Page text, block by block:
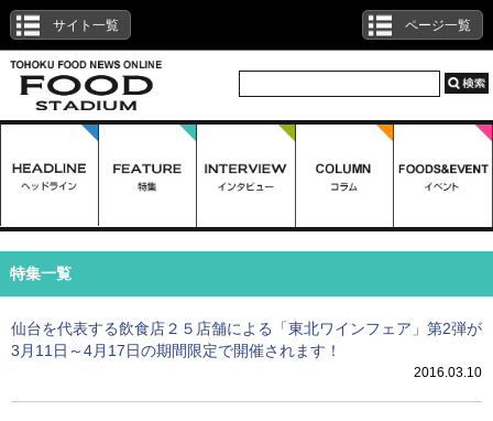
サイト一覧 ページ一覧
特集一覧
仙台を代表する飲食店２５店舗による「東北ワインフェア」第2弾が
3月11日～4月17日の期間限定で開催されます！
2016.03.10